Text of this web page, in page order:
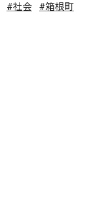
#社会 #箱根町